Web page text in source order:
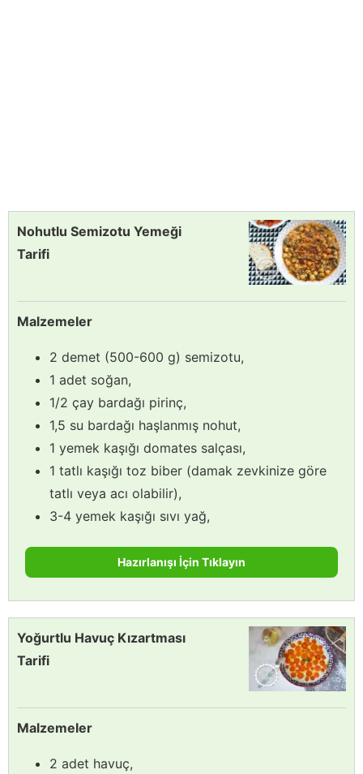
Nohutlu Semizotu Yemeği
Tarifi
Malzemeler
2 demet (500-600 g) semizotu,
1 adet soğan,
1/2 çay bardağı pirinç,
1,5 su bardağı haşlanmış nohut,
1 yemek kaşığı domates salçası,
1 tatlı kaşığı toz biber (damak zevkinize göre
tatlı veya acı olabilir),
3-4 yemek kaşığı sıvı yağ,
Hazırlanışı İçin Tıklayın
Yoğurtlu Havuç Kızartması
Tarifi
Malzemeler
2 adet havuç,